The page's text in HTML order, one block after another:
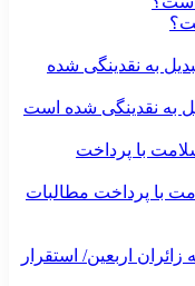
با پرداخت مطالبات